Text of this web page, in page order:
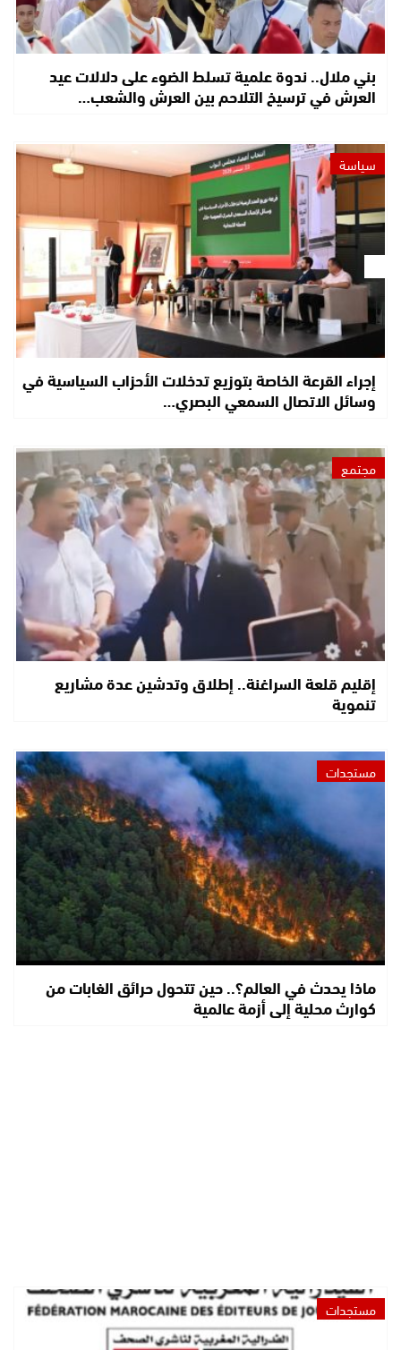
بني ملال.. ندوة علمية تسلط الضوء على دلالات عيد
العرش في ترسيخ التلاحم بين العرش والشعب…
سياسة
إجراء القرعة الخاصة بتوزيع تدخلات الأحزاب السياسية في
وسائل الاتصال السمعي البصري…
مجتمع
إقليم قلعة السراغنة.. إطلاق وتدشين عدة مشاريع
تنموية
مستجدات
ماذا يحدث في العالم؟.. حين تتحول حرائق الغابات من
كوارث محلية إلى أزمة عالمية
مستجدات